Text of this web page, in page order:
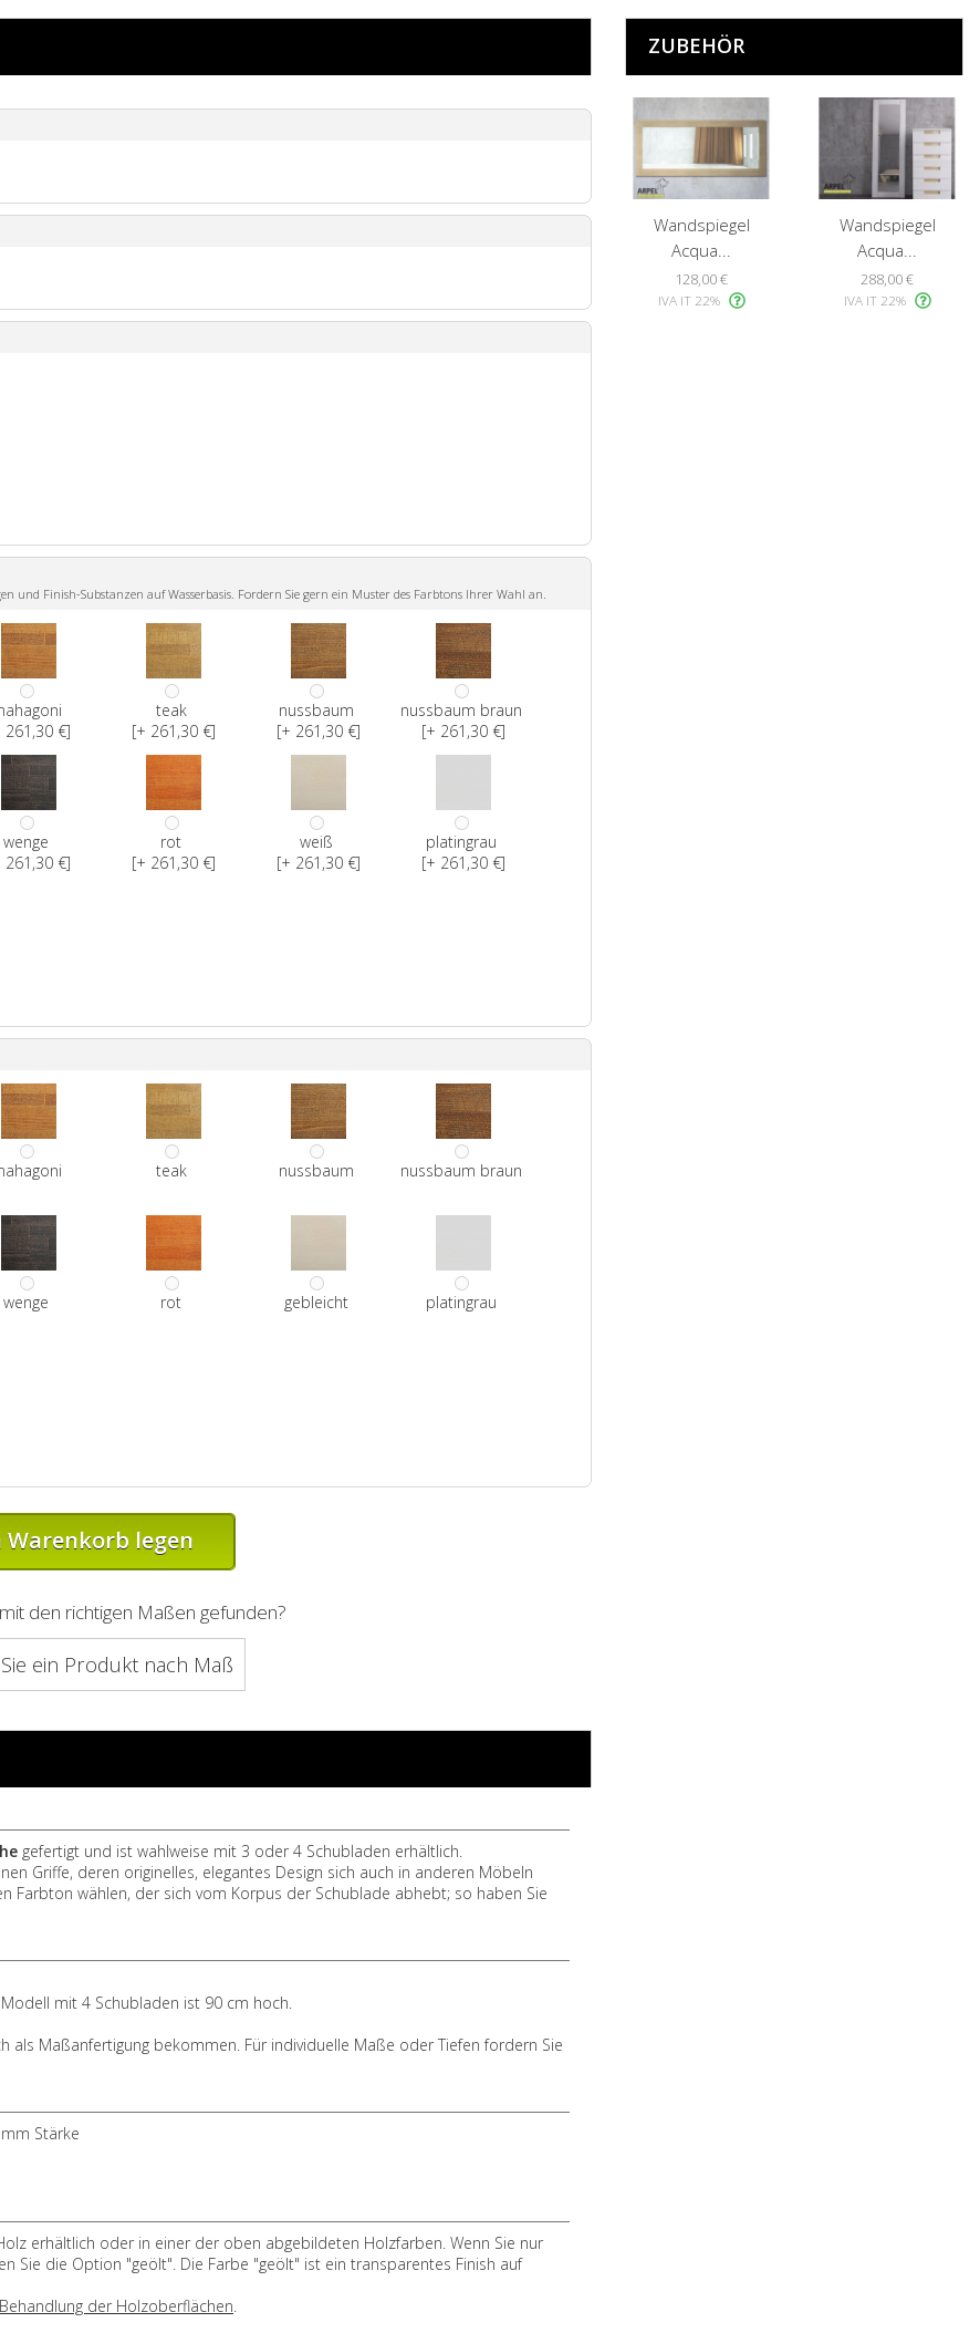
Finish-Substanzen auf Wasserbasis. Fordern Sie gern ein Muster des Farbtons Ihrer Wahl an.
261,30 €]
teak
[+ 261,30 €]
nussbaum
[+ 261,30 €]
nussbaum braun
[+ 261,30 €]
wenge
261,30 €]
rot
[+ 261,30 €]
weiß
[+ 261,30 €]
platingrau
[+ 261,30 €]
teak nussbaum nussbaum braun
wenge rot gebleicht platingrau
Warenkorb legen
den richtigen Maßen gefunden?
ein Produkt nach Maß
gefertigt und ist wahlweise mit 3 oder 4 Schubladen erhältlich.
Griffe, deren originelles, elegantes Design sich auch in anderen Möbeln
Farbton wählen, der sich vom Korpus der Schublade abhebt; so haben Sie
mit 4 Schubladen ist 90 cm hoch.
als Maßanfertigung bekommen. Für individuelle Maße oder Tiefen fordern Sie
Stärke
erhältlich oder in einer der oben abgebildeten Holzfarben. Wenn Sie nur
Sie die Option "geölt". Die Farbe "geölt" ist ein transparentes Finish auf
Behandlung der Holzoberflächen
ZUBEHÖR
Wandspiegel
Acqua...
128,00 €
IVA IT 22%
Wandspiegel
Acqua...
288,00 €
IVA IT 22%